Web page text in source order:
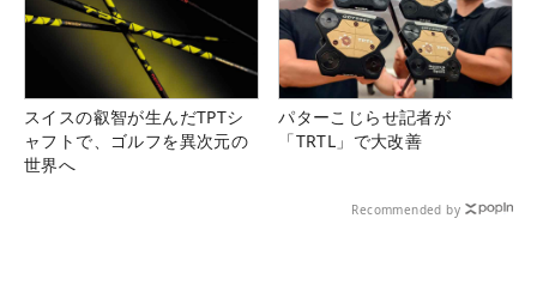
スイスの叡智が生んだTPTシ
ャフトで、ゴルフを異次元の
世界へ
パターこじらせ記者が
「TRTL」で大改善
Recommended by